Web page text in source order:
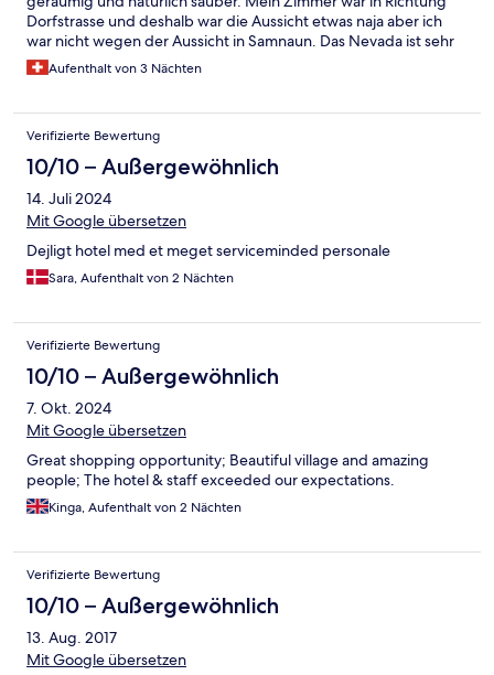
Dorfstrasse und deshalb war die Aussicht etwas naja aber ich
war nicht wegen der Aussicht in Samnaun. Das Nevada ist sehr
zentral und im Haus ist ein Shop bei dem auch Getränke und
Snacks zu normalen Coop Preisen gekauft werden können.
und Wurstwaren waren von lokalen Erzeugern und Eierspeisen
konnte man bestellen.
Aufenthalt von 3 Nächten
Verifizierte Bewertung
10/10 – Außergewöhnlich
14. Juli 2024
Mit Google übersetzen
Dejligt hotel med et meget serviceminded personale
Sara, Aufenthalt von 2 Nächten
Verifizierte Bewertung
10/10 – Außergewöhnlich
7. Okt. 2024
Mit Google übersetzen
Great shopping opportunity; Beautiful village and amazing
people; The hotel & staff exceeded our expectations.
Kinga, Aufenthalt von 2 Nächten
Verifizierte Bewertung
10/10 – Außergewöhnlich
13. Aug. 2017
Mit Google übersetzen